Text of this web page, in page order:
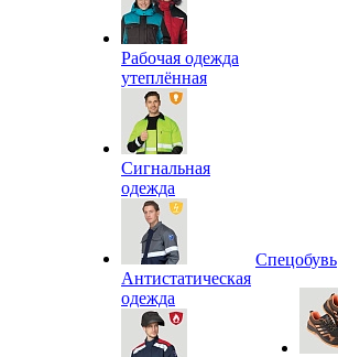
Рабочая одежда
утеплённая
Сигнальная
одежда
Антистатическая
одежда
Спецобувь